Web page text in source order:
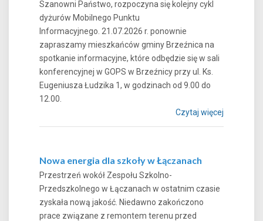
Szanowni Państwo, rozpoczyna się kolejny cykl
dyżurów Mobilnego Punktu
Informacyjnego. 21.07.2026 r. ponownie
zapraszamy mieszkańców gminy Brzeźnica na
spotkanie informacyjne, które odbędzie się w sali
konferencyjnej w GOPS w Brzeźnicy przy ul. Ks.
Eugeniusza Łudzika 1, w godzinach od 9.00 do
12.00.
Czytaj więcej
Nowa energia dla szkoły w Łączanach
Przestrzeń wokół Zespołu Szkolno-
Przedszkolnego w Łączanach w ostatnim czasie
zyskała nową jakość. Niedawno zakończono
prace związane z remontem terenu przed